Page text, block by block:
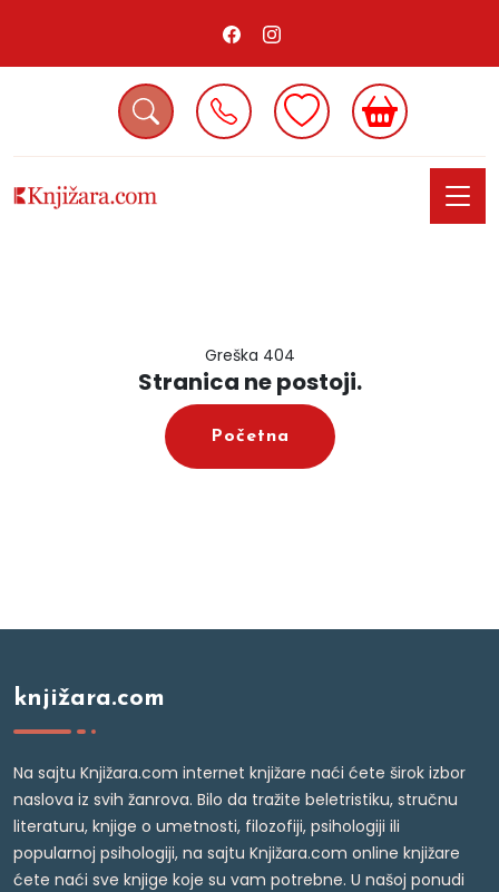
Greška 404
Stranica ne postoji.
Početna
knjižara.com
Na sajtu Knjižara.com internet knjižare naći ćete širok izbor
naslova iz svih žanrova. Bilo da tražite beletristiku, stručnu
literaturu, knjige o umetnosti, filozofiji, psihologiji ili
popularnoj psihologiji, na sajtu Knjižara.com online knjižare
ćete naći sve knjige koje su vam potrebne. U našoj ponudi